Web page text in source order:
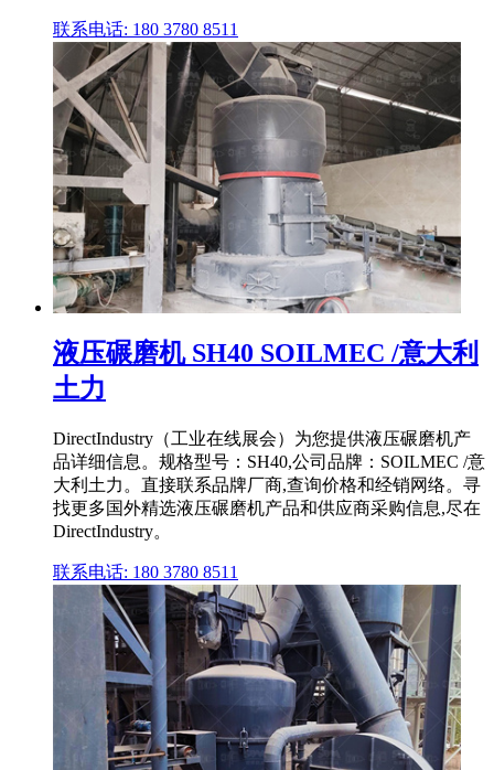
联系电话: 180 3780 8511
液压碾磨机 SH40 SOILMEC /意大利
土力
DirectIndustry（工业在线展会）为您提供液压碾磨机产
品详细信息。规格型号：SH40,公司品牌：SOILMEC /意
大利土力。直接联系品牌厂商,查询价格和经销网络。寻
找更多国外精选液压碾磨机产品和供应商采购信息,尽在
DirectIndustry。
联系电话: 180 3780 8511